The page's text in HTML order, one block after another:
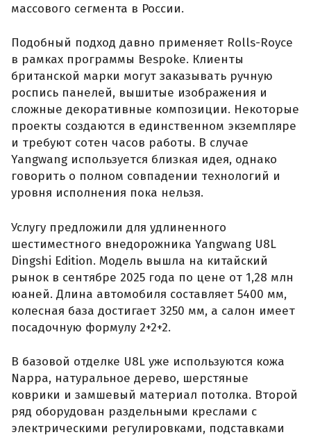
массового сегмента в России.
Подобный подход давно применяет Rolls-Royce
в рамках программы Bespoke. Клиенты
британской марки могут заказывать ручную
роспись панелей, вышитые изображения и
сложные декоративные композиции. Некоторые
проекты создаются в единственном экземпляре
и требуют сотен часов работы. В случае
Yangwang используется близкая идея, однако
говорить о полном совпадении технологий и
уровня исполнения пока нельзя.
Услугу предложили для удлиненного
шестиместного внедорожника Yangwang U8L
Dingshi Edition. Модель вышла на китайский
рынок в сентябре 2025 года по цене от 1,28 млн
юаней. Длина автомобиля составляет 5400 мм,
колесная база достигает 3250 мм, а салон имеет
посадочную формулу 2+2+2.
В базовой отделке U8L уже используются кожа
Nappa, натуральное дерево, шерстяные
коврики и замшевый материал потолка. Второй
ряд оборудован раздельными креслами с
электрическими регулировками, подставками